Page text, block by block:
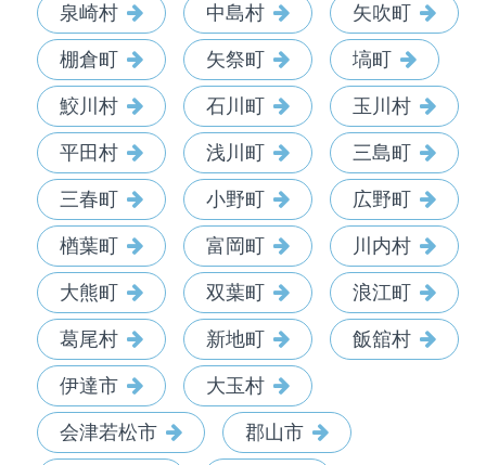
泉崎村 中島村 矢吹町
棚倉町 矢祭町 塙町
鮫川村 石川町 玉川村
平田村 浅川町 三島町
三春町 小野町 広野町
楢葉町 富岡町 川内村
大熊町 双葉町 浪江町
葛尾村 新地町 飯舘村
伊達市 大玉村
会津若松市 郡山市